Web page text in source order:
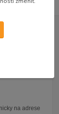
na adrese